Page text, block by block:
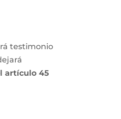
testimonio
artículo 45